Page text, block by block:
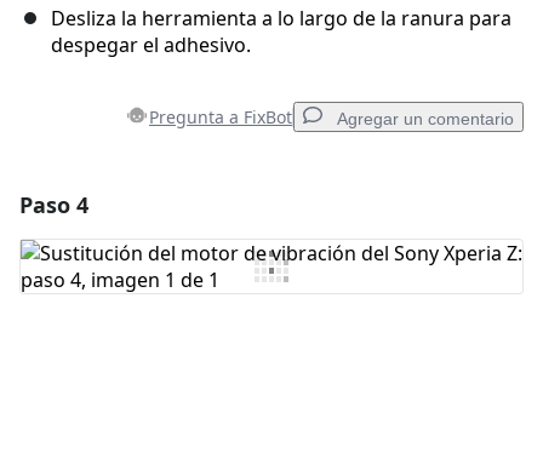
Desliza la herramienta a lo largo de la ranura para
despegar el adhesivo.
Pregunta a FixBot Agregar un comentario
Agregar Comentario
Paso 4